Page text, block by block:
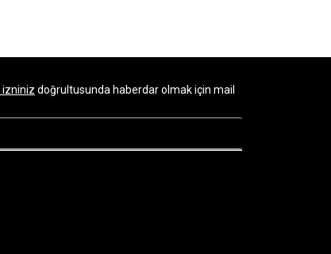
izniniz doğrultusunda haberdar olmak için mail